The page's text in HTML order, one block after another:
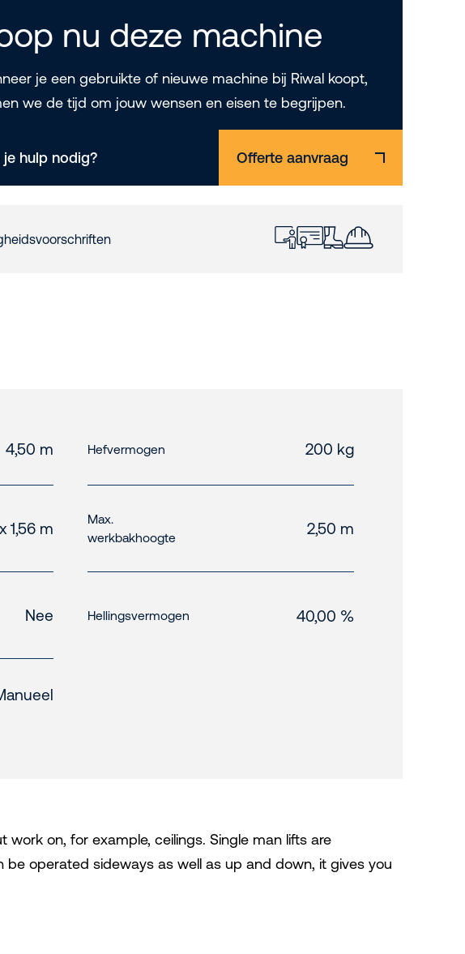
nu deze machine
je een gebruikte of nieuwe machine bij Riwal koopt,
we de tijd om jouw wensen en eisen te begrijpen.
je hulp nodig? Offerte aanvraag
4,50 m Hefvermogen 200 kg
1,56 m
Max.
werkbakhoogte
2,50 m
Nee Hellingsvermogen 40,00 %
on, for example, ceilings. Single man lifts are
operated sideways as well as up and down, it gives you